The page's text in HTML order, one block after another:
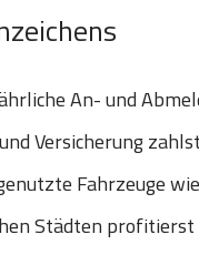
An- und
Versicherung
Fahrzeuge
Städten profitierst